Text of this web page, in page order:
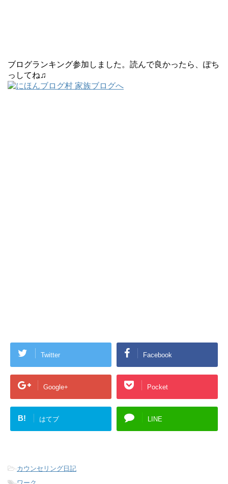
ブログランキング参加しました。読んで良かったら、ぽち
っしてね♫
Twitter Facebook
Google+ Pocket
B! はてブ LINE
-カウンセリング日記